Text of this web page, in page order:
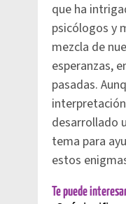
que ha
psicólogos y
mezcla de
esperanzas,
pasadas.
desarrollado
tema para
estos
Te puede